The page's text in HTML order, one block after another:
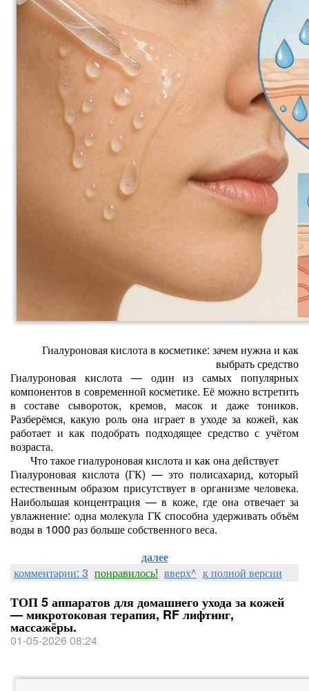
Гиалуроновая кислота в косметике: зачем нужна и как
выбрать средство
Гиалуроновая кислота — один из самых популярных
компонентов в современной косметике. Её можно встретить
в составе сывороток, кремов, масок и даже тоников.
Разберёмся, какую роль она играет в уходе за кожей, как
работает и как подобрать подходящее средство с учётом
возраста.
Что такое гиалуроновая кислота и как она действует
Гиалуроновая кислота (ГК) — это полисахарид, который
естественным образом присутствует в организме человека.
Наибольшая концентрация — в коже, где она отвечает за
увлажнение: одна молекула ГК способна удерживать объём
воды в 1000 раз больше собственного веса.
далее
комментарии: 3 понравилось! вверх^ к полной версии
ТОП 5 аппаратов для домашнего ухода за кожей
— микротоковая терапия, RF лифтинг,
массажёры.
01-05-2026 08:24